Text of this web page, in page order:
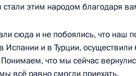
Показать
этим народом благодаря
сюда и не побоялись, что наш
и в Турции,
что мы сейчас
всё равно смогли приехать.